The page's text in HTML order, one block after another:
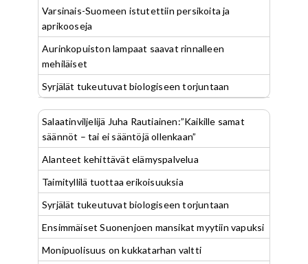
Varsinais-Suomeen istutettiin persikoita ja
aprikooseja
Aurinkopuiston lampaat saavat rinnalleen
mehiläiset
Syrjälät tukeutuvat biologiseen torjuntaan
Salaatinviljelijä Juha Rautiainen:”Kaikille samat
säännöt – tai ei sääntöjä ollenkaan”
Alanteet kehittävät elämyspalvelua
Taimityllilä tuottaa erikoisuuksia
Syrjälät tukeutuvat biologiseen torjuntaan
Ensimmäiset Suonenjoen mansikat myytiin vapuksi
Monipuolisuus on kukkatarhan valtti